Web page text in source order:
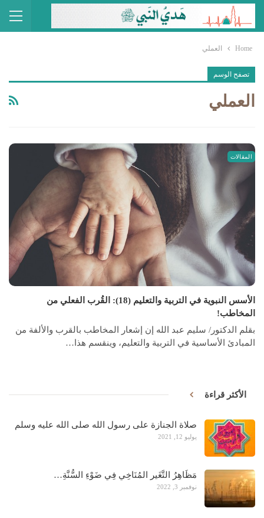
Home العملي
تصفح الوسم
العملي
المقالات
الأسس النبوية في التربية والتعليم (18): القُرب الفعلي من
المخاطب!
بقلم الدكتور/ سليم عبد الله إن إشعار المخاطب بالقرب والألفة من
المبادئ الأساسية في التربية والتعليم، وينقسم هذا…
الأكثر قراءة
صلاة الجنازة على رسول الله صلى الله عليه وسلم
يوليو 12, 2021
مَظَاهِرُ التَّغَير المُنَاخِي فِي ضَوْءِ السُّنَّةِ…
نوفمبر 3, 2022